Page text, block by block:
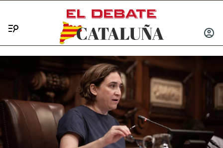
INICIAR